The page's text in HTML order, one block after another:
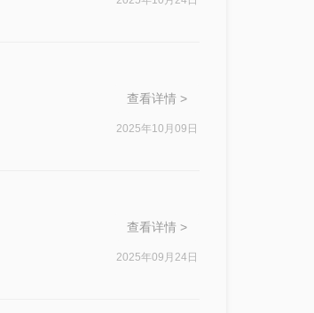
查看详情 >
2025年10月09日
查看详情 >
2025年09月24日